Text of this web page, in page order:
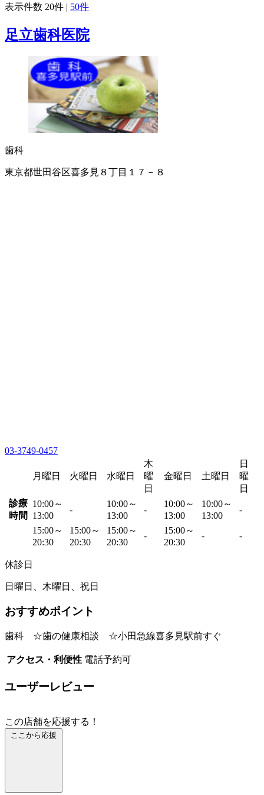
表示件数 20件 | 50件
足立歯科医院
歯科
東京都世田谷区喜多見８丁目１７－８
03-3749-0457
月曜日 火曜日 水曜日
木
曜
日
金曜日 土曜日
日
曜
日
診療
時間
10:00～
13:00
-
10:00～
13:00
-
10:00～
13:00
10:00～
13:00
-
15:00～
20:30
15:00～
20:30
15:00～
20:30
-
15:00～
20:30
- -
休診日
日曜日、木曜日、祝日
おすすめポイント
歯科 ☆歯の健康相談 ☆小田急線喜多見駅前すぐ
アクセス・利便性 電話予約可
ユーザーレビュー
この店舗を応援する！
ここから応援